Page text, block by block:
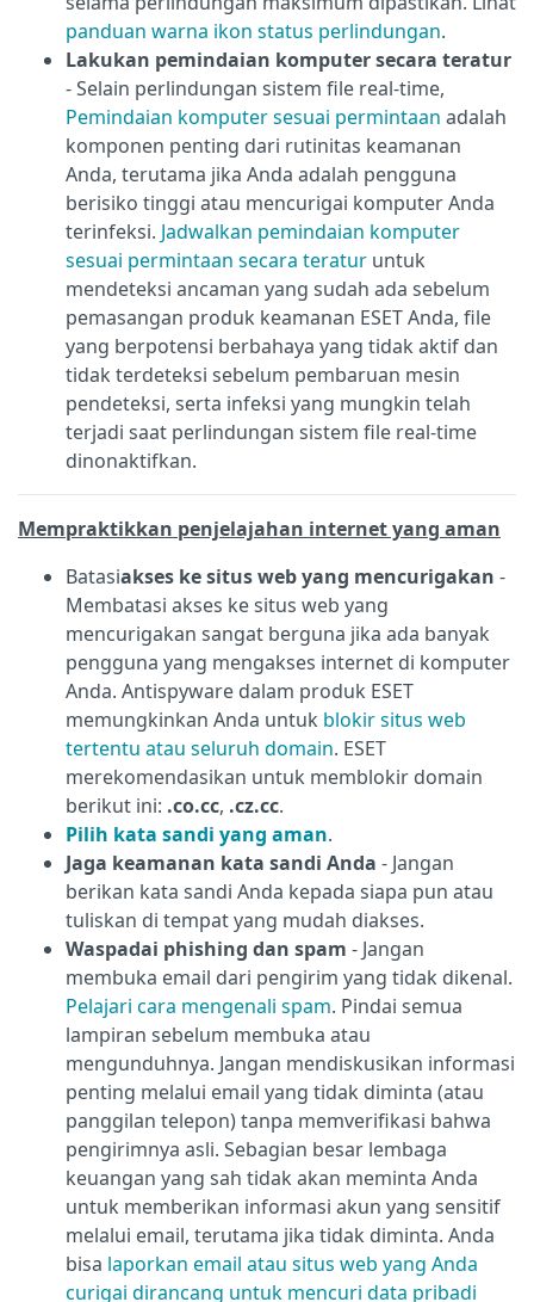
panduan warna ikon status perlindungan.
Lakukan pemindaian komputer secara teratur
- Selain perlindungan sistem file real-time,
Pemindaian komputer sesuai permintaan adalah
komponen penting dari rutinitas keamanan
Anda, terutama jika Anda adalah pengguna
berisiko tinggi atau mencurigai komputer Anda
terinfeksi. Jadwalkan pemindaian komputer
sesuai permintaan secara teratur untuk
mendeteksi ancaman yang sudah ada sebelum
pemasangan produk keamanan ESET Anda, file
yang berpotensi berbahaya yang tidak aktif dan
tidak terdeteksi sebelum pembaruan mesin
pendeteksi, serta infeksi yang mungkin telah
terjadi saat perlindungan sistem file real-time
dinonaktifkan.
Mempraktikkan penjelajahan internet yang aman
Batasiakses ke situs web yang mencurigakan -
Membatasi akses ke situs web yang
mencurigakan sangat berguna jika ada banyak
pengguna yang mengakses internet di komputer
Anda. Antispyware dalam produk ESET
memungkinkan Anda untuk blokir situs web
tertentu atau seluruh domain. ESET
merekomendasikan untuk memblokir domain
berikut ini: .co.cc, .cz.cc.
Pilih kata sandi yang aman.
Jaga keamanan kata sandi Anda - Jangan
berikan kata sandi Anda kepada siapa pun atau
tuliskan di tempat yang mudah diakses.
Waspadai phishing dan spam - Jangan
membuka email dari pengirim yang tidak dikenal.
Pelajari cara mengenali spam. Pindai semua
lampiran sebelum membuka atau
mengunduhnya. Jangan mendiskusikan informasi
penting melalui email yang tidak diminta (atau
panggilan telepon) tanpa memverifikasi bahwa
pengirimnya asli. Sebagian besar lembaga
keuangan yang sah tidak akan meminta Anda
untuk memberikan informasi akun yang sensitif
melalui email, terutama jika tidak diminta. Anda
bisa laporkan email atau situs web yang Anda
curigai dirancang untuk mencuri data pribadi